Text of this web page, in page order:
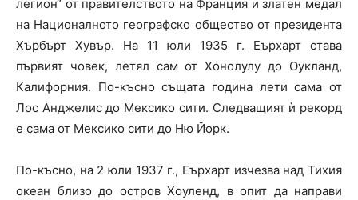
легион“ от правителството на Франция и златен медал
на Националното географско общество от президента
Хърбърт Хувър. На 11 юли 1935 г. Еърхарт става
първият човек, летял сам от Хонолулу до Оукланд,
Калифорния. По-късно същата година лети сама от
Лос Анджелис до Мексико сити. Следващият ѝ рекорд
е сама от Мексико сити до Ню Йорк.
По-късно, на 2 юли 1937 г., Еърхарт изчезва над Тихия
океан близо до остров Хоуленд, в опит да направи